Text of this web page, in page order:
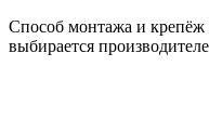
Способ монтажа и крепёж
выбирается